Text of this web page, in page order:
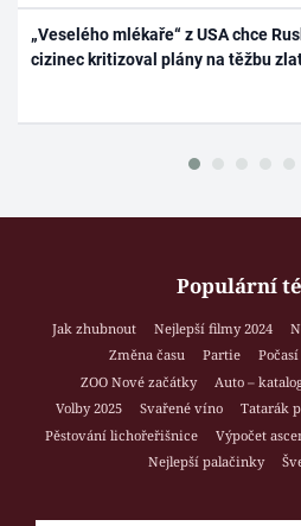
„Veselého mlékaře“ z USA chce
cizinec kritizoval plány na těžbu
Populární
Jak zhubnout Nejlepší filmy 2024
Změna času
Partie Počasí
ZOO Nové začátky
Auto –
Volby 2025
Svařené víno Tatarák
Pěstování lichořeřišnice
Výpočet
Nejlepší palačinky